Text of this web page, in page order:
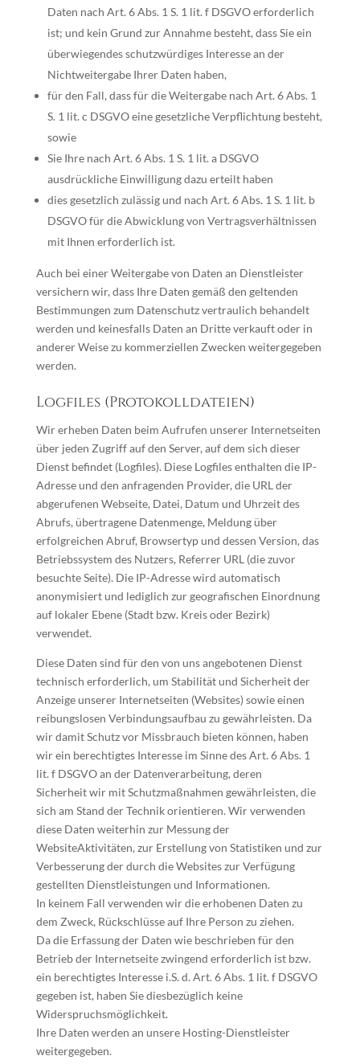
Daten nach Art. 6 Abs. 1 S. 1 lit. f DSGVO erforderlich
ist; und kein Grund zur Annahme besteht, dass Sie ein
überwiegendes schutzwürdiges Interesse an der
Nichtweitergabe Ihrer Daten haben,
für den Fall, dass für die Weitergabe nach Art. 6 Abs. 1
S. 1 lit. c DSGVO eine gesetzliche Verpflichtung besteht,
sowie
Sie Ihre nach Art. 6 Abs. 1 S. 1 lit. a DSGVO
ausdrückliche Einwilligung dazu erteilt haben
dies gesetzlich zulässig und nach Art. 6 Abs. 1 S. 1 lit. b
DSGVO für die Abwicklung von Vertragsverhältnissen
mit Ihnen erforderlich ist.
Auch bei einer Weitergabe von Daten an Dienstleister
versichern wir, dass Ihre Daten gemäß den geltenden
Bestimmungen zum Datenschutz vertraulich behandelt
werden und keinesfalls Daten an Dritte verkauft oder in
anderer Weise zu kommerziellen Zwecken weitergegeben
werden.
Logfiles (Protokolldateien)
Wir erheben Daten beim Aufrufen unserer Internetseiten
über jeden Zugriff auf den Server, auf dem sich dieser
Dienst befindet (Logfiles). Diese Logfiles enthalten die IP-
Adresse und den anfragenden Provider, die URL der
abgerufenen Webseite, Datei, Datum und Uhrzeit des
Abrufs, übertragene Datenmenge, Meldung über
erfolgreichen Abruf, Browsertyp und dessen Version, das
Betriebssystem des Nutzers, Referrer URL (die zuvor
besuchte Seite). Die IP-Adresse wird automatisch
anonymisiert und lediglich zur geografischen Einordnung
auf lokaler Ebene (Stadt bzw. Kreis oder Bezirk)
verwendet.
Diese Daten sind für den von uns angebotenen Dienst
technisch erforderlich, um Stabilität und Sicherheit der
Anzeige unserer Internetseiten (Websites) sowie einen
reibungslosen Verbindungsaufbau zu gewährleisten. Da
wir damit Schutz vor Missbrauch bieten können, haben
wir ein berechtigtes Interesse im Sinne des Art. 6 Abs. 1
lit. f DSGVO an der Datenverarbeitung, deren
Sicherheit wir mit Schutzmaßnahmen gewährleisten, die
sich am Stand der Technik orientieren. Wir verwenden
diese Daten weiterhin zur Messung der
WebsiteAktivitäten, zur Erstellung von Statistiken und zur
Verbesserung der durch die Websites zur Verfügung
gestellten Dienstleistungen und Informationen.
In keinem Fall verwenden wir die erhobenen Daten zu
dem Zweck, Rückschlüsse auf Ihre Person zu ziehen.
Da die Erfassung der Daten wie beschrieben für den
Betrieb der Internetseite zwingend erforderlich ist bzw.
ein berechtigtes Interesse i.S. d. Art. 6 Abs. 1 lit. f DSGVO
gegeben ist, haben Sie diesbezüglich keine
Widerspruchsmöglichkeit.
Ihre Daten werden an unsere Hosting-Dienstleister
weitergegeben.